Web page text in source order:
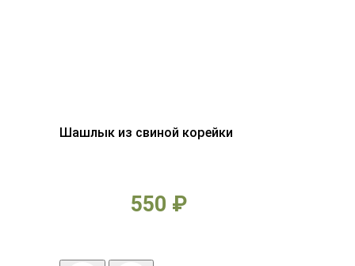
Шашлык из свиной корейки
550 ₽